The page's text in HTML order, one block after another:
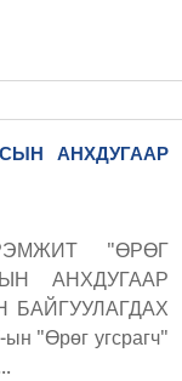
АНХДУГААР
"ӨРӨГ
АНХДУГААР
"Өрөг угсрагч"